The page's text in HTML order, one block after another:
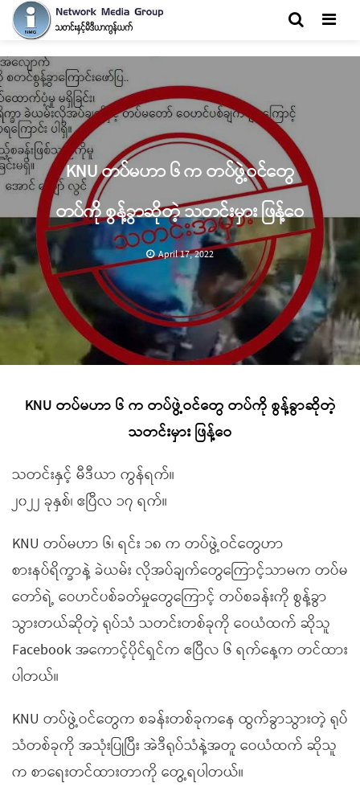
KNU တပ်မဟာ ၆ က တပ်ဖွဲ့ဝင်တွေ
တပ်ကို စွန့်ခွာဆိုတဲ့ သတင်းမှား ဖြန့်ဝေ
April 17, 2022
KNU တပ်မဟာ ၆ က တပ်ဖွဲ့ဝင်တွေ တပ်ကို စွန့်ခွာဆိုတဲ့
သတင်းမှား ဖြန့်ဝေ
သတင်းနှင့် မီဒီယာ ကွန်ရက်။
၂၀၂၂ ခုနှစ်၊ ဧပြီလ ၁၇ ရက်။
KNU တပ်မဟာ ၆၊ ရင်း ၁၈ က တပ်ဖွဲ့ဝင်တွေဟာ
စားနပ်ရိက္ခာနဲ့ ခဲယမ်း လိုအပ်ချက်တွေကြောင့်သာမက တပ်မ
တော်ရဲ့ ဝေဟင်ပစ်ခတ်မှုတွေကြောင့် တပ်စခန်းကို စွန့်ခွာ
သွားတယ်ဆိုတဲ့ ရုပ်သံ သတင်းတစ်ခုကို ဝေယံထက် ဆိုသူ
Facebook အကောင့်ပိုင်ရှင်က ဧပြီလ ၆ ရက်နေ့က တင်ထား
ပါတယ်။
KNU တပ်ဖွဲ့ဝင်တွေက စခန်းတစ်ခုကနေ ထွက်ခွာသွားတဲ့ ရုပ်
သံတစ်ခုကို အသုံးပြုပြီး အဲဒီရုပ်သံနဲ့အတူ ဝေယံထက် ဆိုသူ
က စာရေးတင်ထားတာကို တွေ့ရပါတယ်။